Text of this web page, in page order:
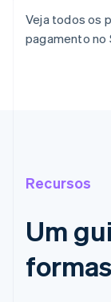
Veja todos os
pagamento no
Recursos
Um